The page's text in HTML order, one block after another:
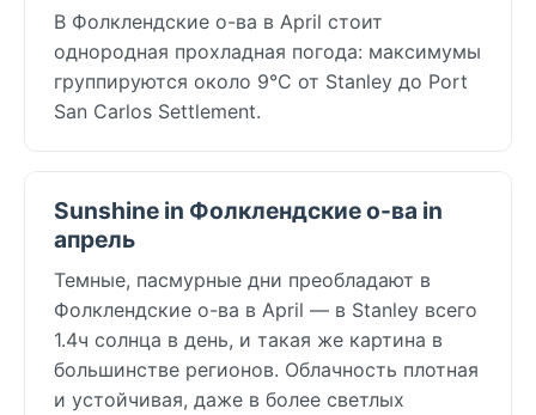
В Фолклендские о-ва в April стоит
однородная прохладная погода: максимумы
группируются около 9°C от Stanley до Port
San Carlos Settlement.
Sunshine in Фолклендские о-ва in
апрель
Темные, пасмурные дни преобладают в
Фолклендские о-ва в April — в Stanley всего
1.4ч солнца в день, и такая же картина в
большинстве регионов. Облачность плотная
и устойчивая, даже в более светлых